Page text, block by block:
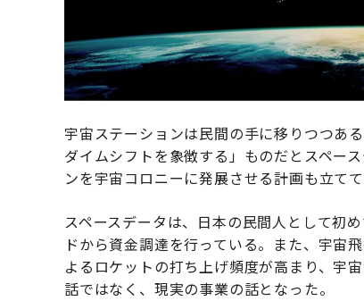
宇宙ステーションは民間の手に移りつつあ
ダイムシフトを象徴する」ものだとスペー
ンを宇宙コロニーに発展させる計画も立てて
スペースデータは、日本の民間人として初
ドから資金調達を行っている。また、宇宙
よるロケットの打ち上げ頻度が高まり、宇
話ではなく、現実の事業の話となった。